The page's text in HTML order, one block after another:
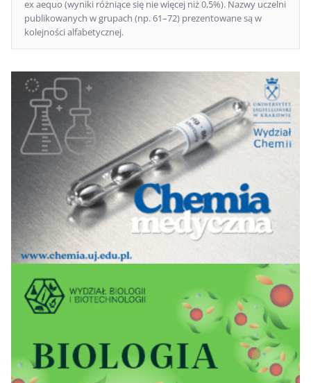
Kielcach
11=
Uniwersytet
13
Zielonogórski
13 7 37,9
ex aequo (wyniki różniące się nie więcej niż 0,5%). Nazwy uczelni
publikowanych w grupach (np. 61–72) prezentowane są w
kolejności alfabetycznej.